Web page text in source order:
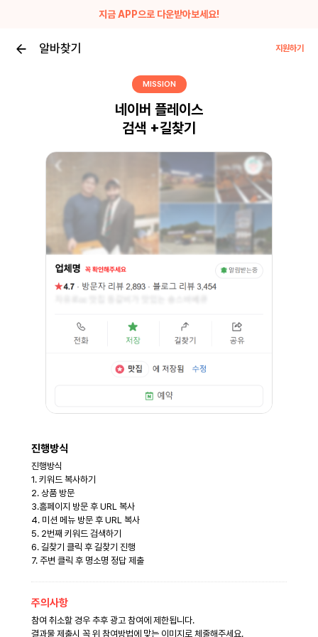
지금 APP으로 다운받아보세요!
알바찾기 지원하기
MISSION
네이버 플레이스
검색 +길찾기
진행방식
진행방식
1. 키워드 복사하기
2. 상품 방문
3.홈페이지 방문 후 URL 복사
4. 미션 메뉴 방문 후 URL 복사
5. 2번째 키워드 검색하기
6. 길찾기 클릭 후 길찾기 진행
7. 주변 클릭 후 명소명 정답 제출
주의사항
참여 취소할 경우 추후 광고 참여에 제한됩니다.
결과물 제출시 꼭 위 참여방법에 맞는 이미지로 체줄해주세요.